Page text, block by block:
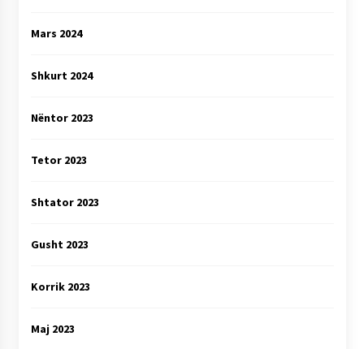
Mars 2024
Shkurt 2024
Nëntor 2023
Tetor 2023
Shtator 2023
Gusht 2023
Korrik 2023
Maj 2023